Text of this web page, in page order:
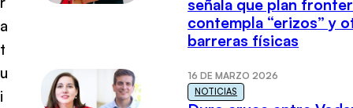
a
t
u
i
señala que plan
contempla “erizos” y
barreras físicas
16 DE MARZO 2026
NOTICIAS